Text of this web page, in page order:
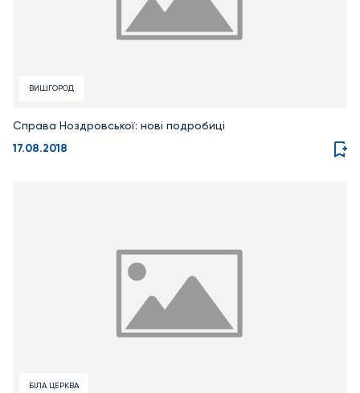
ВИШГОРОД
Справа Ноздровської: нові подробиці
17.08.2018
БІЛА ЦЕРКВА